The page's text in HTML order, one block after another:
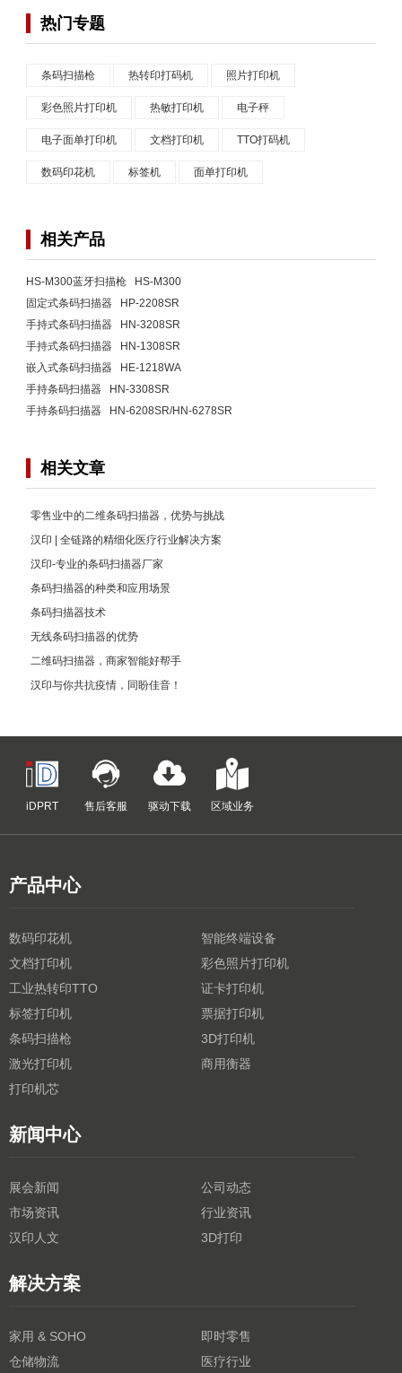
热门专题
条码扫描枪 热转印打码机 照片打印机
彩色照片打印机 热敏打印机 电子秤
电子面单打印机 文档打印机 TTO打码机
数码印花机 标签机 面单打印机
相关产品
HS-M300蓝牙扫描枪 HS-M300
固定式条码扫描器 HP-2208SR
手持式条码扫描器 HN-3208SR
手持式条码扫描器 HN-1308SR
嵌入式条码扫描器 HE-1218WA
手持条码扫描器 HN-3308SR
手持条码扫描器 HN-6208SR/HN-6278SR
相关文章
零售业中的二维条码扫描器，优势与挑战
汉印 | 全链路的精细化医疗行业解决方案
汉印-专业的条码扫描器厂家
条码扫描器的种类和应用场景
条码扫描器技术
无线条码扫描器的优势
二维码扫描器，商家智能好帮手
汉印与你共抗疫情，同盼佳音！
iDPRT 售后客服 驱动下载 区域业务
产品中心
数码印花机
智能终端设备
文档打印机
彩色照片打印机
工业热转印TTO
证卡打印机
标签打印机
票据打印机
条码扫描枪
3D打印机
激光打印机
商用衡器
打印机芯
新闻中心
展会新闻
公司动态
市场资讯
行业资讯
汉印人文
3D打印
解决方案
家用 & SOHO
即时零售
仓储物流
医疗行业